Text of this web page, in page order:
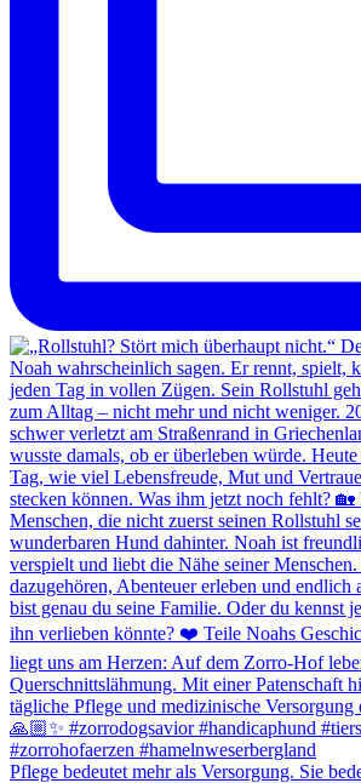
Pflege bedeutet mehr als Versorgung. Sie